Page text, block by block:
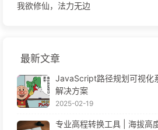
我欲修仙，法力无边
最新文章
JavaScript路径规划可视化
解决方案
2025-02-19
专业高程转换工具 | 海拔高